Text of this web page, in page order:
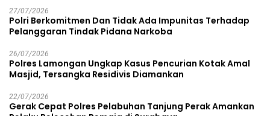
27/07/2026
Polri Berkomitmen Dan Tidak Ada Impunitas Terhadap
Pelanggaran Tindak Pidana Narkoba
26/07/2026
Polres Lamongan Ungkap Kasus Pencurian Kotak Amal
Masjid, Tersangka Residivis Diamankan
22/07/2026
Gerak Cepat Polres Pelabuhan Tanjung Perak Amankan